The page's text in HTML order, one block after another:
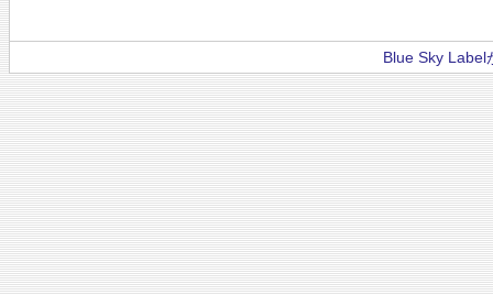
Blue Sky Label